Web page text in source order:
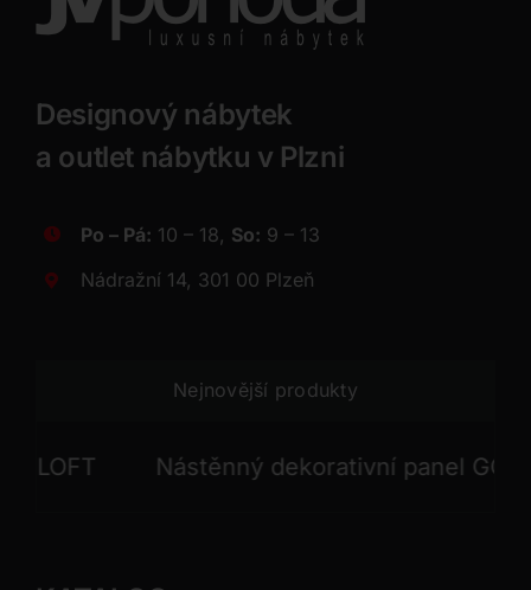
Designový nábytek
a outlet nábytku v Plzni
Po – Pá: 10 – 18, So: 9 – 13
Nádražní 14, 301 00 Plzeň
Nejnovější produkty
Nástěnný dekorativní panel GONG